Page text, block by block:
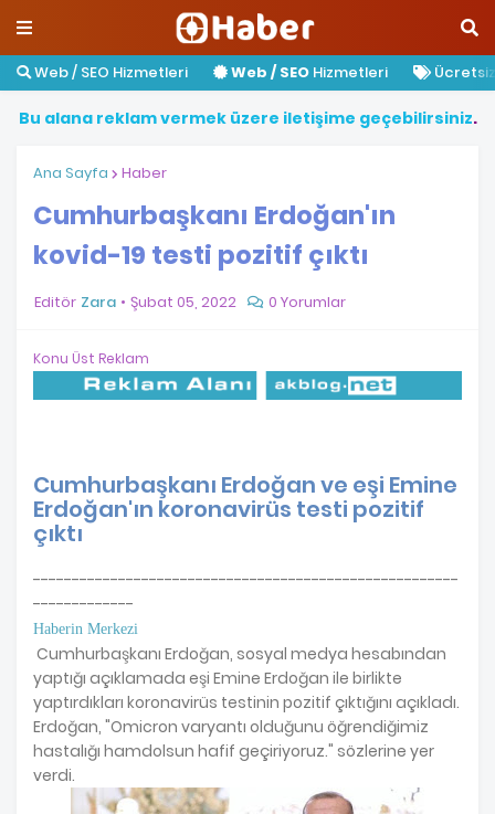
Web / SEO Hizmetleri Web / SEO Hizmetleri
Bu alana reklamvermek üzere iletişime geçebilirsiniz.
Ana Sayfa Haber
Cumhurbaşkanı Erdoğan'ın
kovid-19 testi pozitif çıktı
Editör Zara Şubat 05, 2022 0 Yorumlar
Konu Üst Reklam
Cumhurbaşkanı Erdoğan ve eşi Emine
Erdoğan'ın koronavirüs testi pozitif
çıktı
-------------------------------------------------------
-------------
Haberin Merkezi
Cumhurbaşkanı Erdoğan, sosyal medya hesabından
yaptığı açıklamada eşi Emine Erdoğan ile birlikte
yaptırdıkları koronavirüs testinin pozitif çıktığını açıkladı.
Erdoğan, "Omicron varyantı olduğunu öğrendiğimiz
hastalığı hamdolsun hafif geçiriyoruz." sözlerine yer
verdi.